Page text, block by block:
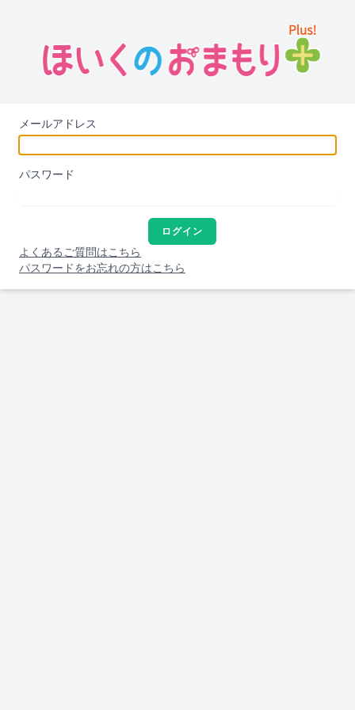
メールアドレス
パスワード
ログイン
よくあるご質問はこちら
パスワードをお忘れの方はこちら